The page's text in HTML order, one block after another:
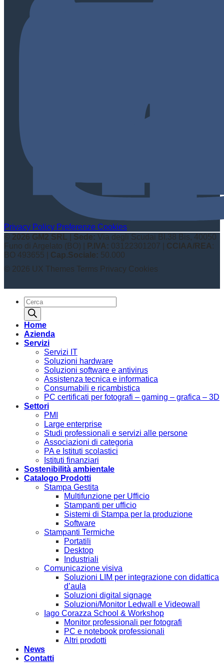
Privacy Policy Preferenze Cookies
© 2026 GM2 SRL
Sede: Via degli Scudai BI.38 Bis, 40050
Funo di Argelato (BO) |
P.IVA: 03122301207 | CCIAA/REA :
BO 493655 | Cap.Sociale: 50.000
© 2026 UX Themes Terms Privacy Cookies
Products
search
Home
Azienda
Servizi
Servizi IT
Soluzioni hardware
Soluzioni software e antivirus
Assistenza tecnica e informatica
Consumabili e ricambistica
PC certificati per fotografi – gaming – grafica – 3D
Settori
PMI
Large enterprise
Studi professionali e servizi alle persone
Associazioni di categoria
PA e Istituti scolastici
Istituti finanziari
Sostenibilità ambientale
Catalogo Prodotti
Stampa Gestita
Multifunzione per Ufficio
Stampanti per ufficio
Sistemi di Stampa per la produzione
Software
Stampanti Termiche
Portatili
Desktop
Industriali
Comunicazione visiva
Soluzioni LIM per integrazione con didattica
d’aula
Soluzioni digital signage
Soluzioni/Monitor Ledwall e Videowall
Iago Corazza School & Workshop
Monitor professionali per fotografi
PC e notebook professionali
Altri prodotti
News
Contatti